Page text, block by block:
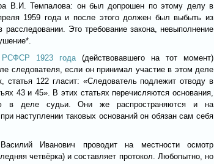
В.И. Темпалова: он был допрошен по этому делу в
1959 года и после этого должен был выбыть из
Это требование закона, невыполнение
1923 года(действовавшего на тот момент)
следователя, если он принимал участие в этом деле
статья 122 гласит: «Следователь подлежит отводу в
43 и 45». В этих статьях перечисляются основания,
в деле судьи. Они же распространяются и на
наступлении таковых оснований он обязан сам себя
Иванович проводит на местности осмотр
четвёрка) и составляет протокол. Любопытно, но